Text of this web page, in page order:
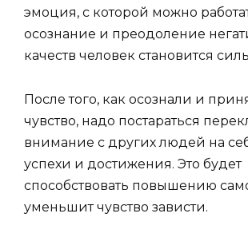
эмоция, с которой можно
осознание и преодоление
качеств человек становится
После того, как осознали и
чувство, надо постараться
внимание с других людей на
успехи и достижения. Это будет
способствовать повышению
уменьшит чувство зависти.